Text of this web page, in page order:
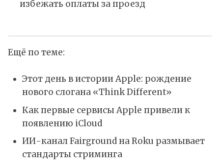
избежать оплаты за проезд
Ещё по теме:
Этот день в истории Apple: рождение
нового слогана «Think Different»
Как первые сервисы Apple привели к
появлению iCloud
ИИ-канал Fairground на Roku размывает
стандарты стриминга